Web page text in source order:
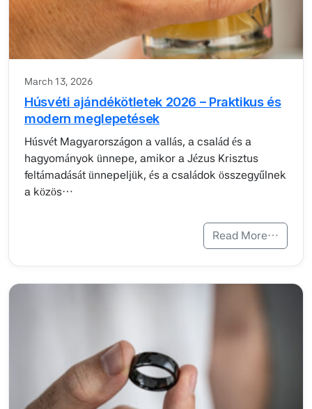
March 13, 2026
Húsvéti ajándékötletek 2026 – Praktikus és
modern meglepetések
Húsvét Magyarországon a vallás, a család és a
hagyományok ünnepe, amikor a Jézus Krisztus
feltámadását ünnepeljük, és a családok összegyűlnek
a közös…
Read More…